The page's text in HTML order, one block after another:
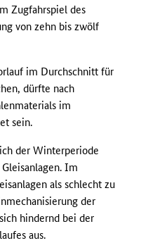
Zugfahrspiel des
von zehn bis zwölf
im Durchschnitt für
dürfte nach
im
sein.
der Winterperiode
Im
als schlecht zu
der
hindernd bei der
aus.